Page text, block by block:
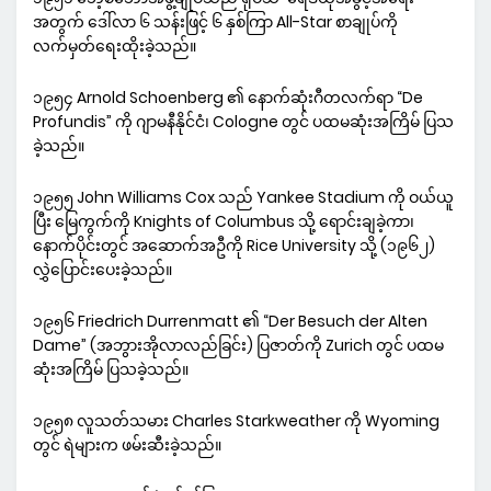
အတွက် ဒေါ်လာ ၆ သန်းဖြင့် ၆ နှစ်ကြာ All-Star စာချုပ်ကို
လက်မှတ်ရေးထိုးခဲ့သည်။
၁၉၅၄ Arnold Schoenberg ၏ နောက်ဆုံးဂီတလက်ရာ “De
Profundis” ကို ဂျာမနီနိုင်ငံ၊ Cologne တွင် ပထမဆုံးအကြိမ် ပြသ
ခဲ့သည်။
၁၉၅၅ John Williams Cox သည် Yankee Stadium ကို ဝယ်ယူ
ပြီး မြေကွက်ကို Knights of Columbus သို့ ရောင်းချခဲ့ကာ၊
နောက်ပိုင်းတွင် အဆောက်အဦကို Rice University သို့ (၁၉၆၂)
လွှဲပြောင်းပေးခဲ့သည်။
၁၉၅၆ Friedrich Durrenmatt ၏ “Der Besuch der Alten
Dame” (အဘွားအိုလာလည်ခြင်း) ပြဇာတ်ကို Zurich တွင် ပထမ
ဆုံးအကြိမ် ပြသခဲ့သည်။
၁၉၅၈ လူသတ်သမား Charles Starkweather ကို Wyoming
တွင် ရဲများက ဖမ်းဆီးခဲ့သည်။